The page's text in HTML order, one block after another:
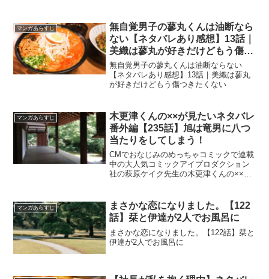
マンガあらすじ
無自覚男子の蓼丸くんは油断なら
ない【ネタバレあり感想】13話｜
美織は蓼丸が好きだけどもう傷つ
きたくない
無自覚男子の蓼丸くんは油断ならない
【ネタバレあり感想】13話｜美織は蓼丸
が好きだけどもう傷つきたくない
マンガあらすじ
木更津くんの××が見たいネタバレ
番外編【235話】旭は竜男に八つ
当たりをしてしまう！
CMでおなじみのめっちゃコミックで連載
中の大人気コミックアイプロダクション
社の萩原ケイク先生の木更津くんの××が
マンガあらすじ
まさかな恋になりました。【122
話】栞と伊達が2人でお風呂に
まさかな恋になりました。【122話】栞と
伊達が2人でお風呂に